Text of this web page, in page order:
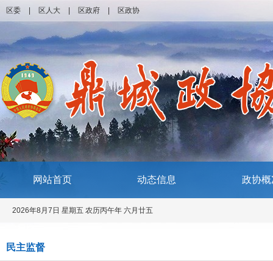
区委 区人大 区政府 区政协
网站首页 动态信息 政协概
2026年8月7日 星期五 农历丙午年 六月廿五
民主监督